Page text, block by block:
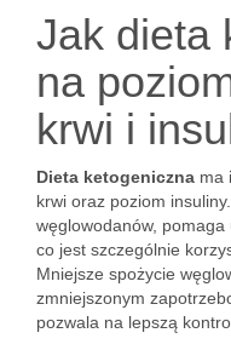
Jak dieta
na
krwi i
Dieta ketogeniczna ma
krwi oraz poziom
węglowodanów, pomaga
co jest szczególnie
Mniejsze spożycie
zmniejszonym
pozwala na lepszą